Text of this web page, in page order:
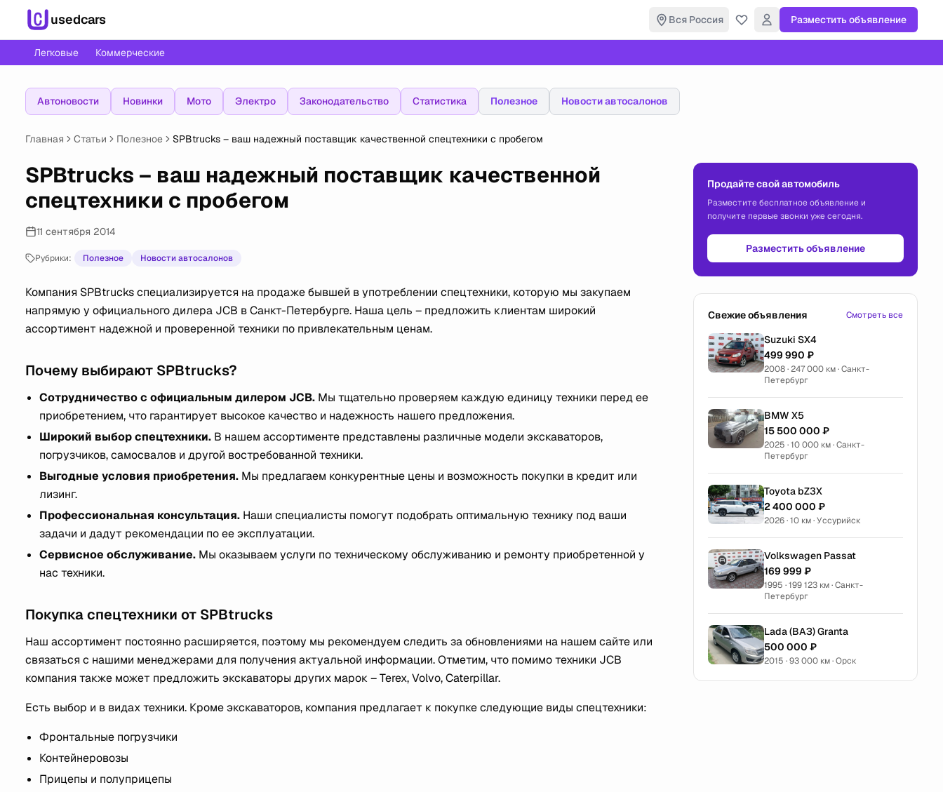
usedcars Вся Россия Разместить объявление
Легковые Коммерческие
Автоновости Новинки Мото Электро Законодательство Статистика Полезное Новости автосалонов
Главная Статьи Полезное SPBtrucks – ваш надежный поставщик качественной спецтехники с пробегом
SPBtrucks – ваш надежный поставщик качественной
спецтехники с пробегом
11 сентября 2014
Рубрики: Полезное Новости автосалонов
Компания SPBtrucks специализируется на продаже бывшей в употреблении спецтехники, которую мы закупаем
напрямую у официального дилера JCB в Санкт-Петербурге. Наша цель – предложить клиентам широкий
ассортимент надежной и проверенной техники по привлекательным ценам.
Почему выбирают SPBtrucks?
Сотрудничество с официальным дилером JCB. Мы тщательно проверяем каждую единицу техники перед ее
приобретением, что гарантирует высокое качество и надежность нашего предложения.
Широкий выбор спецтехники. В нашем ассортименте представлены различные модели экскаваторов,
погрузчиков, самосвалов и другой востребованной техники.
Выгодные условия приобретения. Мы предлагаем конкурентные цены и возможность покупки в кредит или
лизинг.
Профессиональная консультация. Наши специалисты помогут подобрать оптимальную технику под ваши
задачи и дадут рекомендации по ее эксплуатации.
Сервисное обслуживание. Мы оказываем услуги по техническому обслуживанию и ремонту приобретенной у
нас техники.
Покупка спецтехники от SPBtrucks
Наш ассортимент постоянно расширяется, поэтому мы рекомендуем следить за обновлениями на нашем сайте или
связаться с нашими менеджерами для получения актуальной информации. Отметим, что помимо техники JCB
компания также может предложить экскаваторы других марок – Terex, Volvo, Caterpillar.
Есть выбор и в видах техники. Кроме экскаваторов, компания предлагает к покупке следующие виды спецтехники:
Фронтальные погрузчики
Контейнеровозы
Прицепы и полуприцепы
Продайте свой автомобиль
Разместите бесплатное объявление и
получите первые звонки уже сегодня.
Разместить объявление
Свежие объявления Смотреть все
Suzuki SX4
499 990 ₽
2008 · 247 000 км · Санкт-
Петербург
BMW X5
15 500 000 ₽
2025 · 10 000 км · Санкт-
Петербург
Toyota bZ3X
2 400 000 ₽
2026 · 10 км · Уссурийск
Volkswagen Passat
169 999 ₽
1995 · 199 123 км · Санкт-
Петербург
Lada (ВАЗ) Granta
500 000 ₽
2015 · 93 000 км · Орск